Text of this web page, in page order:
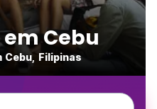
Cebu
Cebu, Filipinas